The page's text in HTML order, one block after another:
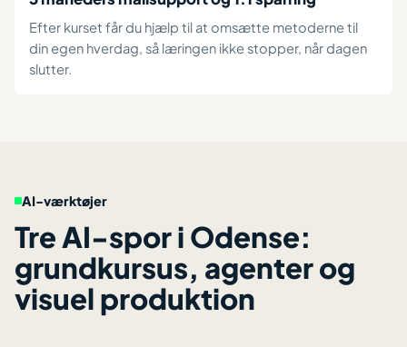
Efter kurset får du hjælp til at omsætte metoderne til
din egen hverdag, så læringen ikke stopper, når dagen
slutter.
AI-værktøjer
Tre AI-spor i Odense:
grundkursus, agenter og
visuel produktion